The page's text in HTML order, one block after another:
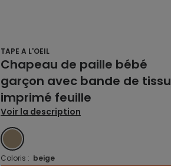
TAPE A L'OEIL
Chapeau de paille bébé
garçon avec bande de tissu
imprimé feuille
Voir la description
BEIGE
Coloris : beige